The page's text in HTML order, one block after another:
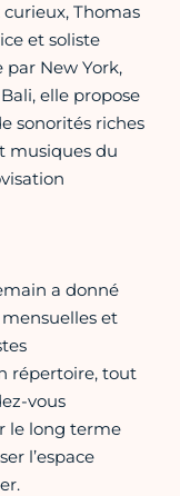
Thomas
et soliste
par New York,
elle propose
sonorités riches
musiques du
a donné
et
répertoire, tout
vous
le long terme
l’espace